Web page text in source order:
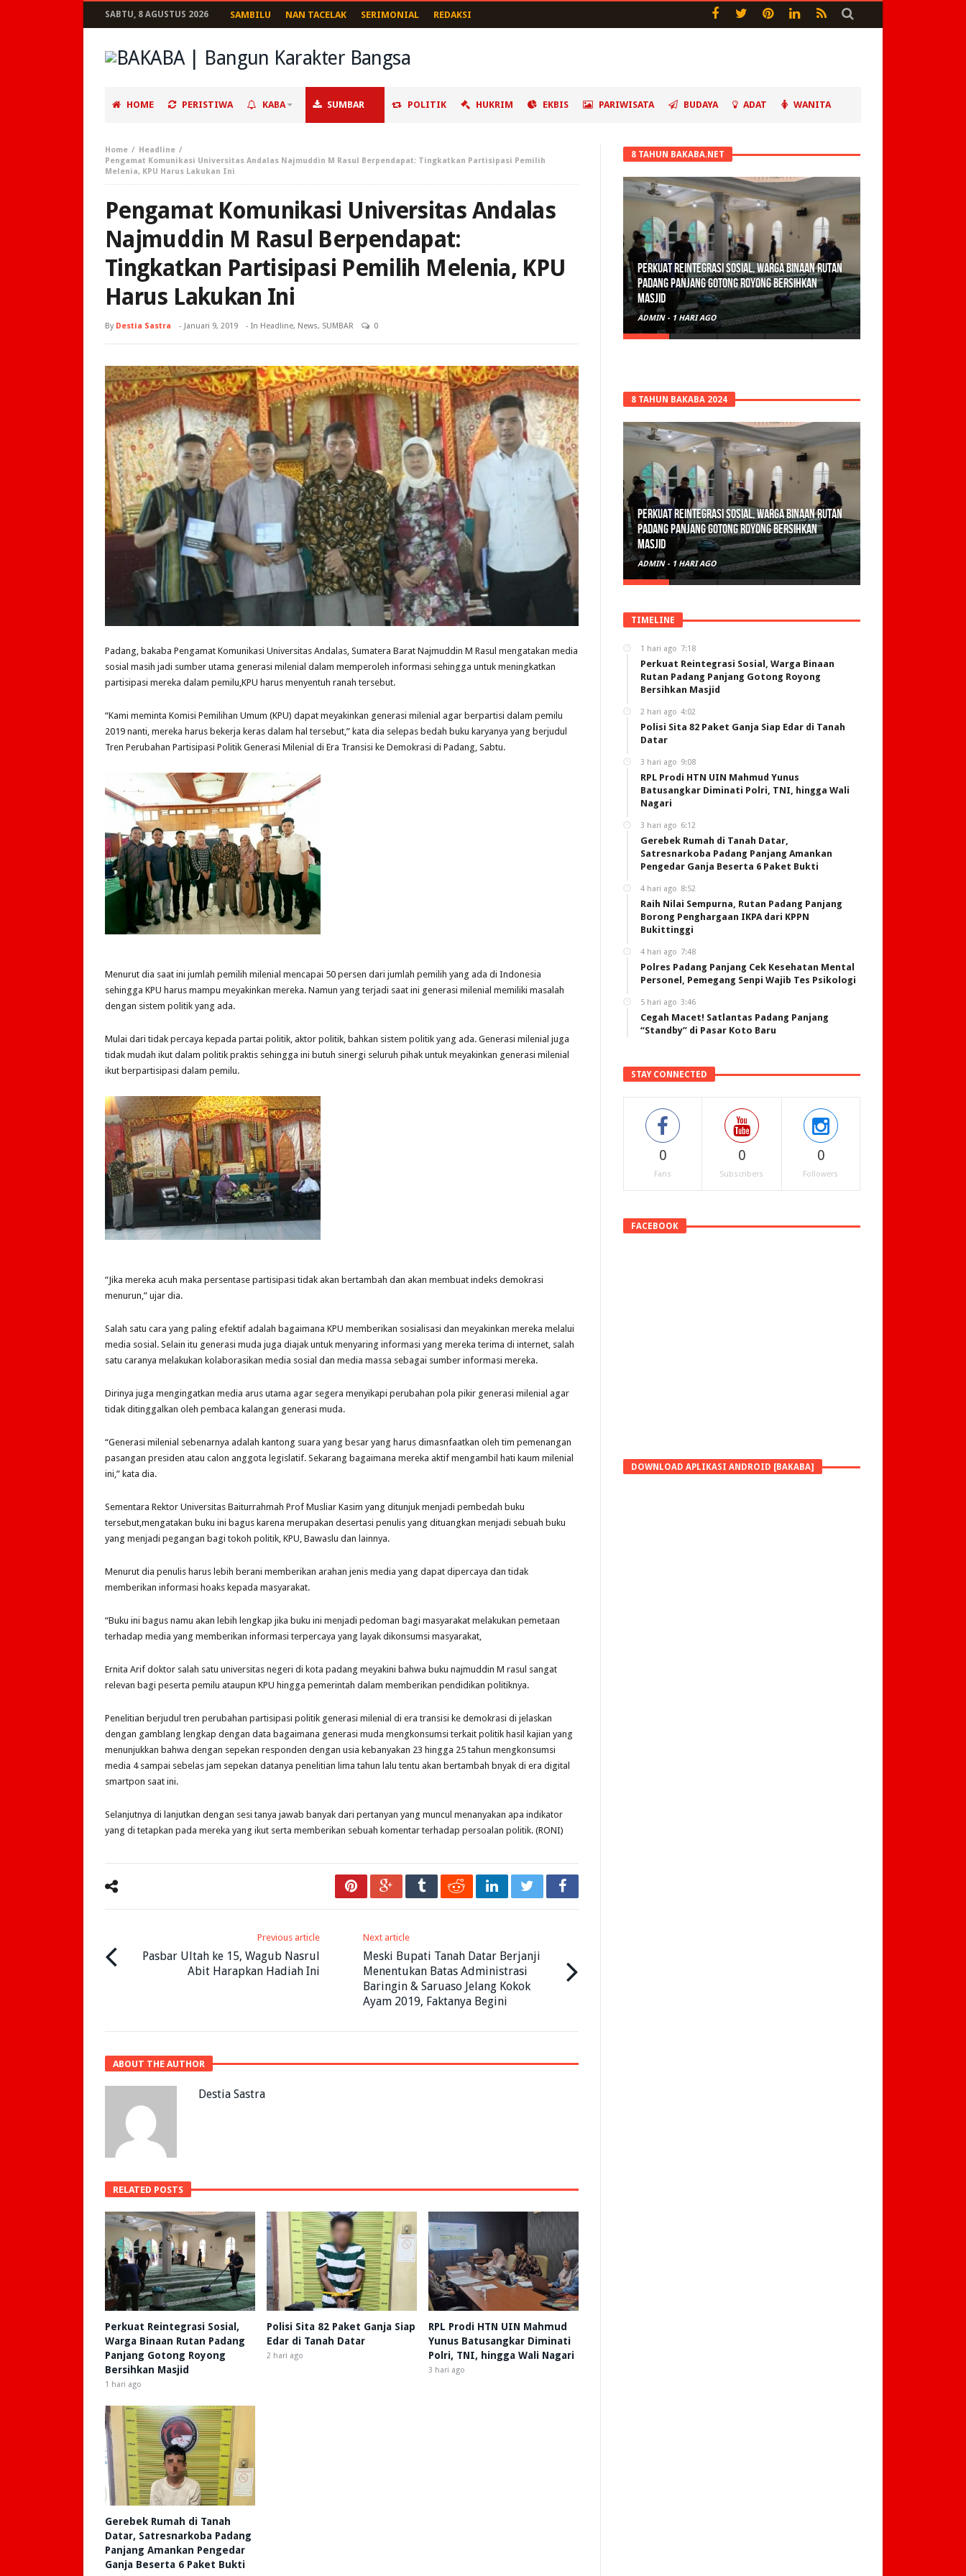
SABTU, 8 AGUSTUS 2026 SAMBILU NAN TACELAK SERIMONIAL REDAKSI
HOME PERISTIWA KABA SUMBAR POLITIK HUKRIM EKBIS PARIWISATA BUDAYA ADAT WANITA
Home
Headline
Pengamat Komunikasi Universitas Andalas Najmuddin M Rasul Berpendapat: Tingkatkan Partisipasi Pemilih
Melenia, KPU Harus Lakukan Ini
Pengamat Komunikasi Universitas Andalas
Najmuddin M Rasul Berpendapat:
Tingkatkan Partisipasi Pemilih Melenia, KPU
Harus Lakukan Ini
By Destia Sastra - Januari 9, 2019 - In Headline, News, SUMBAR 0
Padang, bakaba Pengamat Komunikasi Universitas Andalas, Sumatera Barat Najmuddin M Rasul mengatakan media
sosial masih jadi sumber utama generasi milenial dalam memperoleh informasi sehingga untuk meningkatkan
partisipasi mereka dalam pemilu,KPU harus menyentuh ranah tersebut.
“Kami meminta Komisi Pemilihan Umum (KPU) dapat meyakinkan generasi milenial agar berpartisi dalam pemilu
2019 nanti, mereka harus bekerja keras dalam hal tersebut,” kata dia selepas bedah buku karyanya yang berjudul
Tren Perubahan Partisipasi Politik Generasi Milenial di Era Transisi ke Demokrasi di Padang, Sabtu.
Menurut dia saat ini jumlah pemilih milenial mencapai 50 persen dari jumlah pemilih yang ada di Indonesia
sehingga KPU harus mampu meyakinkan mereka. Namun yang terjadi saat ini generasi milenial memiliki masalah
dengan sistem politik yang ada.
Mulai dari tidak percaya kepada partai politik, aktor politik, bahkan sistem politik yang ada. Generasi milenial juga
tidak mudah ikut dalam politik praktis sehingga ini butuh sinergi seluruh pihak untuk meyakinkan generasi milenial
ikut berpartisipasi dalam pemilu.
“Jika mereka acuh maka persentase partisipasi tidak akan bertambah dan akan membuat indeks demokrasi
menurun,” ujar dia.
Salah satu cara yang paling efektif adalah bagaimana KPU memberikan sosialisasi dan meyakinkan mereka melalui
media sosial. Selain itu generasi muda juga diajak untuk menyaring informasi yang mereka terima di internet, salah
satu caranya melakukan kolaborasikan media sosial dan media massa sebagai sumber informasi mereka.
Dirinya juga mengingatkan media arus utama agar segera menyikapi perubahan pola pikir generasi milenial agar
tidak ditinggalkan oleh pembaca kalangan generasi muda.
“Generasi milenial sebenarnya adalah kantong suara yang besar yang harus dimasnfaatkan oleh tim pemenangan
pasangan presiden atau calon anggota legislatif. Sekarang bagaimana mereka aktif mengambil hati kaum milenial
ini,” kata dia.
Sementara Rektor Universitas Baiturrahmah Prof Musliar Kasim yang ditunjuk menjadi pembedah buku
tersebut,mengatakan buku ini bagus karena merupakan desertasi penulis yang dituangkan menjadi sebuah buku
yang menjadi pegangan bagi tokoh politik, KPU, Bawaslu dan lainnya.
Menurut dia penulis harus lebih berani memberikan arahan jenis media yang dapat dipercaya dan tidak
memberikan informasi hoaks kepada masyarakat.
“Buku ini bagus namu akan lebih lengkap jika buku ini menjadi pedoman bagi masyarakat melakukan pemetaan
terhadap media yang memberikan informasi terpercaya yang layak dikonsumsi masyarakat,
Ernita Arif doktor salah satu universitas negeri di kota padang meyakini bahwa buku najmuddin M rasul sangat
relevan bagi peserta pemilu ataupun KPU hingga pemerintah dalam memberikan pendidikan politiknya.
Penelitian berjudul tren perubahan partisipasi politik generasi milenial di era transisi ke demokrasi di jelaskan
dengan gamblang lengkap dengan data bagaimana generasi muda mengkonsumsi terkait politik hasil kajian yang
menunjukkan bahwa dengan sepekan responden dengan usia kebanyakan 23 hingga 25 tahun mengkonsumsi
media 4 sampai sebelas jam sepekan datanya penelitian lima tahun lalu tentu akan bertambah bnyak di era digital
smartpon saat ini.
Selanjutnya di lanjutkan dengan sesi tanya jawab banyak dari pertanyan yang muncul menanyakan apa indikator
yang di tetapkan pada mereka yang ikut serta memberikan sebuah komentar terhadap persoalan politik. (RONI)
Previous article
Pasbar Ultah ke 15, Wagub Nasrul
Abit Harapkan Hadiah Ini
Next article
Meski Bupati Tanah Datar Berjanji
Menentukan Batas Administrasi
Baringin & Saruaso Jelang Kokok
Ayam 2019, Faktanya Begini
ABOUT THE AUTHOR
Destia Sastra
RELATED POSTS
Perkuat Reintegrasi Sosial,
Warga Binaan Rutan Padang
Panjang Gotong Royong
Bersihkan Masjid
1 hari ago
Polisi Sita 82 Paket Ganja Siap
Edar di Tanah Datar
2 hari ago
RPL Prodi HTN UIN Mahmud
Yunus Batusangkar Diminati
Polri, TNI, hingga Wali Nagari
3 hari ago
Gerebek Rumah di Tanah
Datar, Satresnarkoba Padang
Panjang Amankan Pengedar
Ganja Beserta 6 Paket Bukti
8 TAHUN BAKABA.NET
Perkuat Reintegrasi Sosial, Warga Binaan Rutan
Padang Panjang Gotong Royong Bersihkan
Masjid
ADMIN - 1 HARI AGO
8 TAHUN BAKABA 2024
Perkuat Reintegrasi Sosial, Warga Binaan Rutan
Padang Panjang Gotong Royong Bersihkan
Masjid
ADMIN - 1 HARI AGO
TIMELINE
1 hari ago 7:18
Perkuat Reintegrasi Sosial, Warga Binaan
Rutan Padang Panjang Gotong Royong
Bersihkan Masjid
2 hari ago 4:02
Polisi Sita 82 Paket Ganja Siap Edar di Tanah
Datar
3 hari ago 9:08
RPL Prodi HTN UIN Mahmud Yunus
Batusangkar Diminati Polri, TNI, hingga Wali
Nagari
3 hari ago 6:12
Gerebek Rumah di Tanah Datar,
Satresnarkoba Padang Panjang Amankan
Pengedar Ganja Beserta 6 Paket Bukti
4 hari ago 8:52
Raih Nilai Sempurna, Rutan Padang Panjang
Borong Penghargaan IKPA dari KPPN
Bukittinggi
4 hari ago 7:48
Polres Padang Panjang Cek Kesehatan Mental
Personel, Pemegang Senpi Wajib Tes Psikologi
5 hari ago 3:46
Cegah Macet! Satlantas Padang Panjang
“Standby” di Pasar Koto Baru
STAY CONNECTED
0
Fans
0
Subscribers
0
Followers
FACEBOOK
DOWNLOAD APLIKASI ANDROID [BAKABA]